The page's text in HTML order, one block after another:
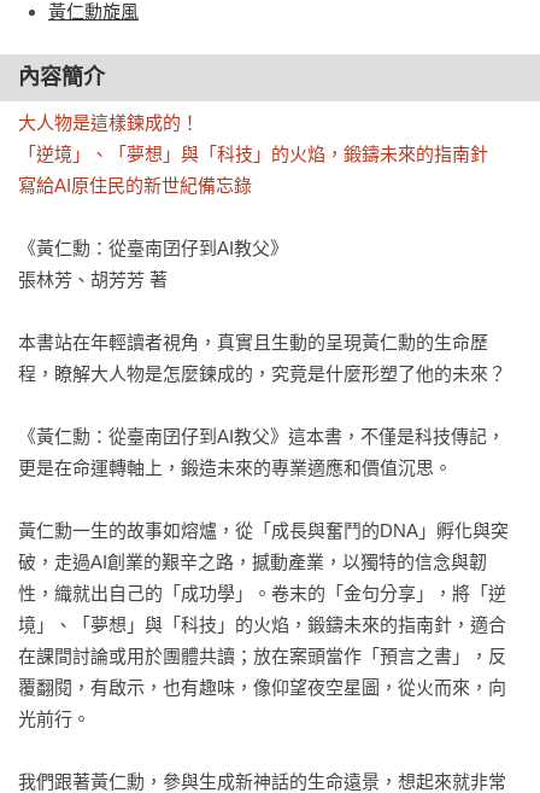
黃仁勳旋風
內容簡介
大人物是這樣鍊成的！
「逆境」、「夢想」與「科技」的火焰，鍛鑄未來的指南針
寫給AI原住民的新世紀備忘錄
《黃仁勳：從臺南囝仔到AI教父》
張林芳、胡芳芳 著
本書站在年輕讀者視角，真實且生動的呈現黃仁勳的生命歷
程，瞭解大人物是怎麼鍊成的，究竟是什麼形塑了他的未來？
《黃仁勳：從臺南囝仔到AI教父》這本書，不僅是科技傳記，
更是在命運轉軸上，鍛造未來的專業適應和價值沉思。
黃仁勳一生的故事如熔爐，從「成長與奮鬥的DNA」孵化與突
破，走過AI創業的艱辛之路，撼動產業，以獨特的信念與韌
性，織就出自己的「成功學」。卷末的「金句分享」，將「逆
境」、「夢想」與「科技」的火焰，鍛鑄未來的指南針，適合
在課間討論或用於團體共讀；放在案頭當作「預言之書」，反
覆翻閱，有啟示，也有趣味，像仰望夜空星圖，從火而來，向
光前行。
我們跟著黃仁勳，參與生成新神話的生命遠景，想起來就非常